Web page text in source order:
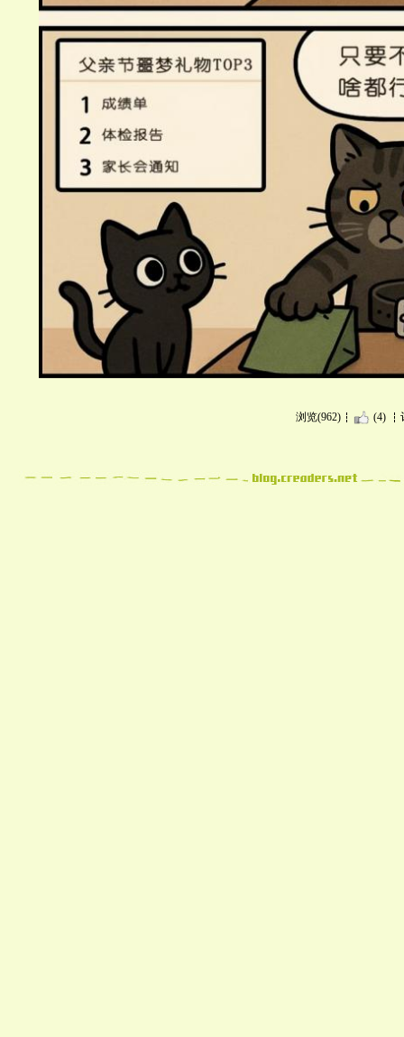
浏览(962) (4)